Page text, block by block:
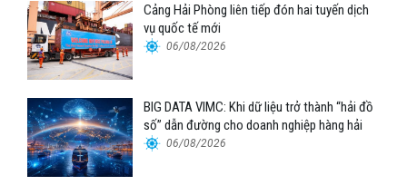
Cảng Hải Phòng liên tiếp đón hai tuyến dịch
vụ quốc tế mới
06/08/2026
BIG DATA VIMC: Khi dữ liệu trở thành “hải đồ
số” dẫn đường cho doanh nghiệp hàng hải
06/08/2026